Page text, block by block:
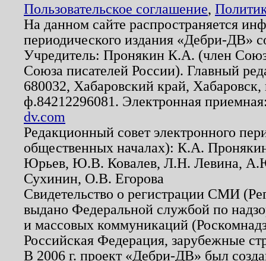
Пользовательское соглашение,
На данном сайте распространяется
периодического издания «Дебри-ДВ»
Учредитель: Пронякин К.А. (член
Союза писателей России). Главный
680032, Хабаровский край,
ф.84212296081. Электронная
dv.com
Редакционный совет электронного
общественных началах): К.А.
Юрьев, Ю.В. Ковалев, Л.Н. Левина,
Сухинин, О.В. Егорова
Свидетельство о регистрации СМИ
выдано Федеральной службой по
и массовых коммуникаций
Российская Федерация, зарубежные
В 2006 г. проект «Дебри-ДВ» был